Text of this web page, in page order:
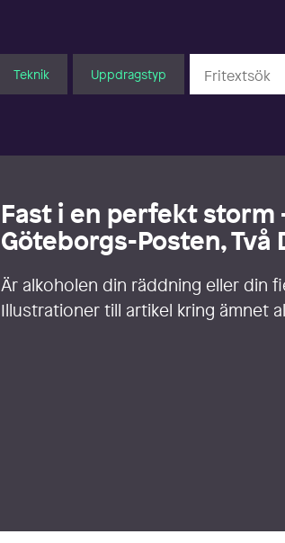
Teknik Uppdragstyp
Fast i en perfekt storm
Göteborgs-Posten, Två
Är alkoholen din räddning eller din
Illustrationer till artikel kring ämnet